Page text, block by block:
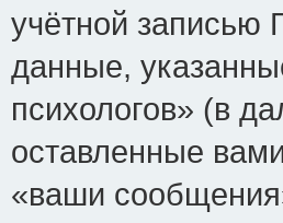
учётной
данные,
психологов» (в
оставленные
«ваши